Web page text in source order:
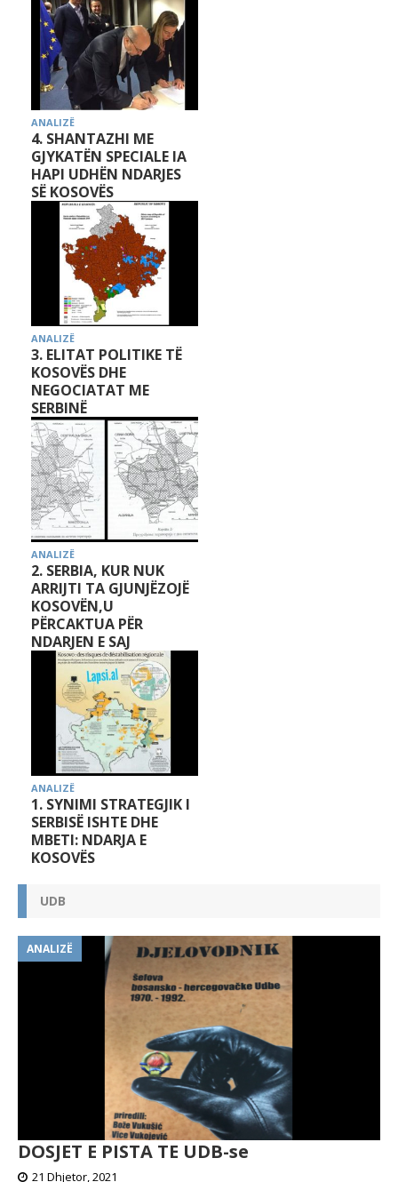
ANALIZË
4. SHANTAZHI ME
GJYKATËN SPECIALE IA
HAPI UDHËN NDARJES
SË KOSOVËS
ANALIZË
3. ELITAT POLITIKE TË
KOSOVËS DHE
NEGOCIATAT ME
SERBINË
ANALIZË
2. SERBIA, KUR NUK
ARRIJTI TA GJUNJËZOJË
KOSOVËN,U
PËRCAKTUA PËR
NDARJEN E SAJ
ANALIZË
1. SYNIMI STRATEGJIK I
SERBISË ISHTE DHE
MBETI: NDARJA E
KOSOVËS
UDB
ANALIZË
DOSJET E PISTA TE UDB-se
21 Dhjetor, 2021